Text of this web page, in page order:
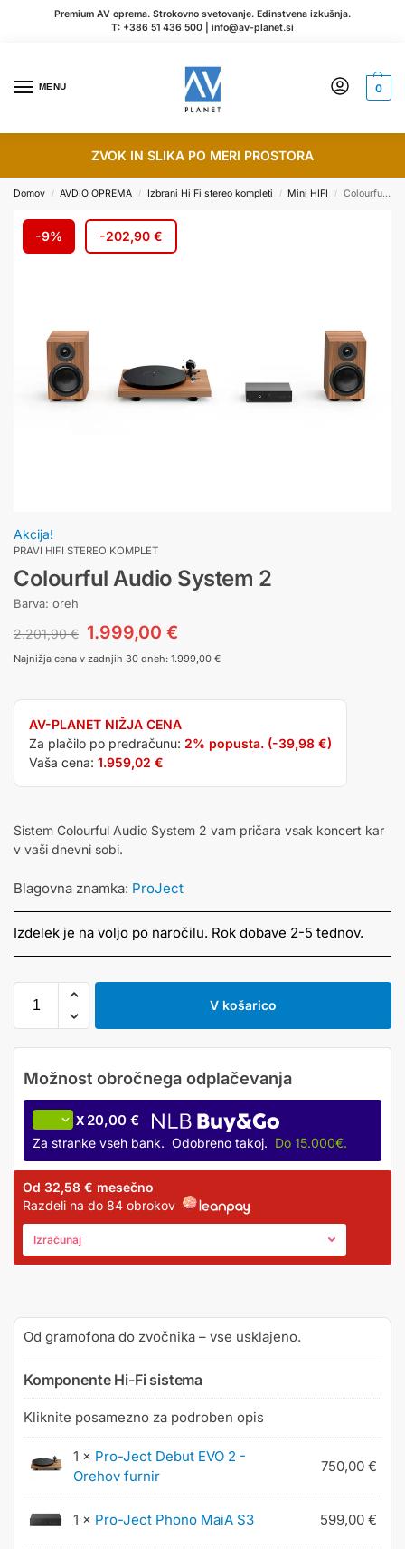
Premium AV oprema. Strokovno svetovanje. Edinstvena izkušnja.
T: +386 51 436 500 info@av-planet.si
MENU 0
ZVOK IN SLIKA PO MERI PROSTORA
Domov / AVDIO OPREMA / Izbrani Hi Fi stereo kompleti / Mini HIFI / Colourful Audio System 2
-202,90 €
-9%
Akcija!
PRAVI HIFI STEREO KOMPLET
Colourful Audio System 2
Barva: oreh
2.201,90€ 1.999,00 €
Najnižja cena v zadnjih 30 dneh: 1.999,00 €
AV-PLANET NIŽJA CENA
Za plačilo po predračunu: 2% popusta. (-39,98 €)
Vaša cena: 1.959,02 €
Sistem Colourful Audio System 2 vam pričara vsak koncert kar
v vaši dnevni sobi.
Blagovna znamka: ProJect
Izdelek je na voljo po naročilu. Rok dobave 2-5 tednov.
V košarico
X 20,00 €
Za stranke vseh bank. Odobreno takoj. Do 15.000€.
Od 32,58 € mesečno
Razdeli na do 84 obrokov
Izračunaj
Od gramofona do zvočnika – vse usklajeno.
Komponente Hi-Fi sistema
Kliknite posamezno za podroben opis
1 × Pro-Ject Debut EVO 2 -
Orehov furnir
750,00 €
1 × Pro-Ject Phono MaiA S3 599,00 €